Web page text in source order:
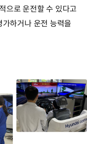
으로 운전할 수 있다고
하거나 운전 능력을